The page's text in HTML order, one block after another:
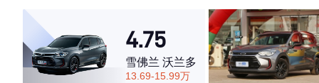
4.75
雪佛兰 沃兰多
13.69-15.99万